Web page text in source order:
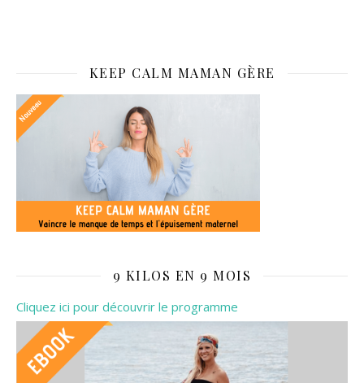
KEEP CALM MAMAN GÈRE
9 KILOS EN 9 MOIS
Cliquez ici pour découvrir le programme